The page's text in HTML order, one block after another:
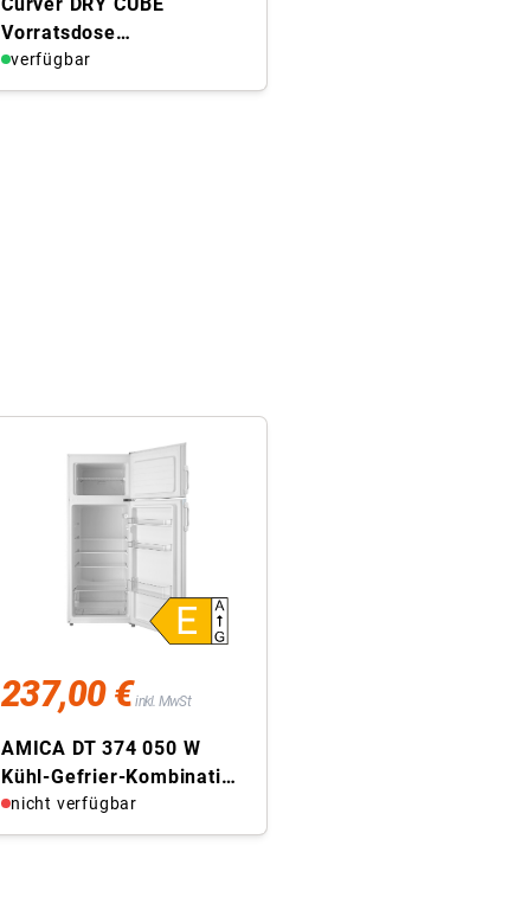
Vorratsdose
Vorratsbehälter mit
Deckel 0,8 L transparent
verfügbar
237,00 €inkl. MwSt
AMICA DT 374 050 W
Kühl-Gefrier-Kombination
(freistehend, EEK E, 204 l
...
nicht verfügbar